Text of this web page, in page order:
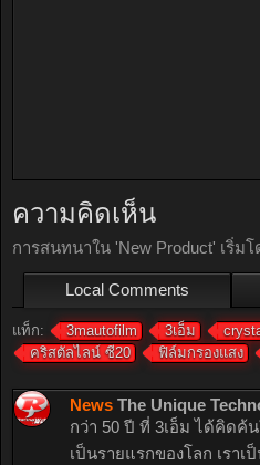
ความคิดเห็น
การสนทนาใน 'New Product' เริ่มโ
Local Comments
แท็ก: 3mautofilm 3เอ็ม
คริสตัลไลน์ ซี20
ฟิล์มกรองแสง
News The Unique
กว่า 50 ปี ที่ 3เอ็ม ได้คิดค้
เป็นรายแรกของโลก เรา